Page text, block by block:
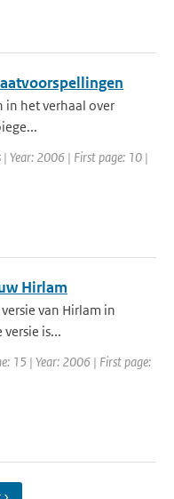
in het verhaal over
| Year: 2006 | First page: 10 |
Hirlam
van Hirlam in
is...
15 | Year: 2006 | First page: